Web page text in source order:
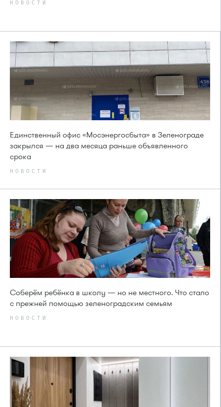
НОВОСТИ
Единственный офис «Мосэнергосбыта» в Зеленограде
закрылся — на два месяца раньше объявленного
срока
НОВОСТИ
Соберём ребёнка в школу — но не местного. Что стало
с прежней помощью зеленоградским семьям
НОВОСТИ